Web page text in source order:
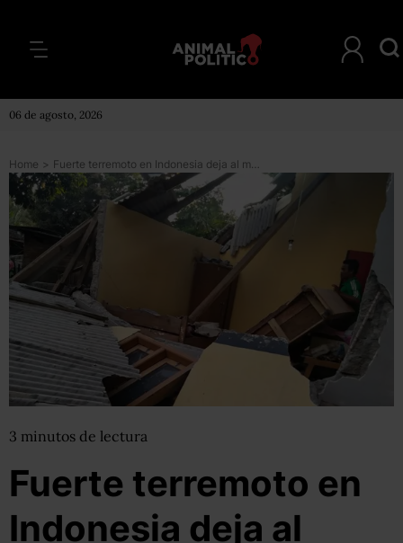
06 de agosto, 2026
Home > Fuerte terremoto en Indonesia deja al menos 10 muertos
3 minutos de lectura
Fuerte terremoto en
Indonesia deja al